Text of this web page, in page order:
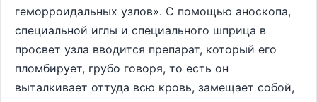
геморроидальных узлов». С помощью аноскопа,
специальной иглы и специального шприца в
просвет узла вводится препарат, который его
пломбирует, грубо говоря, то есть он
выталкивает оттуда всю кровь, замещает собой,